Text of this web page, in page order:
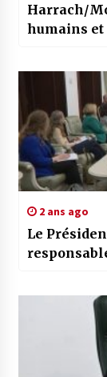
Harrach/
humains
2 ans ago
Le